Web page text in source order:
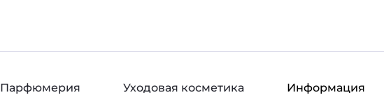
Парфюмерия Уходовая косметика Информация